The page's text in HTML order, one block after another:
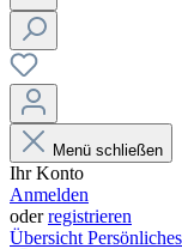
Menü schließen
Ihr Konto
Anmelden
oderregistrieren
Übersicht